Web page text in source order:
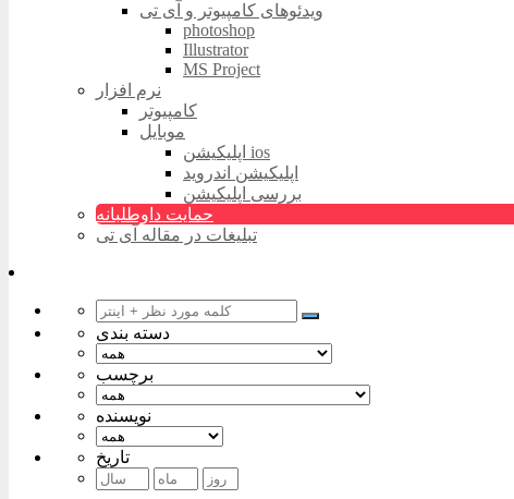
ویدئوهای کامپیوتر و آی تی
photoshop
Illustrator
MS Project
نرم افزار
کامپیوتر
موبایل
اپلیکیشن ios
اپلیکیشن اندروید
بررسی اپلیکیشن
حمایت داوطلبانه
تبلیغات در مقاله آی تی
دسته بندی
برچسب
نویسنده
تاریخ